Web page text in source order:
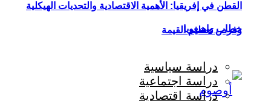
خطاب واهيغويا
القطن في إفريقيا: الأهمية الاقتصادية والتحديات الهيكلية
وفرص تعظيم القيمة
دراسة سياسية
دراسة اجتماعية
دراسة اقتصادية